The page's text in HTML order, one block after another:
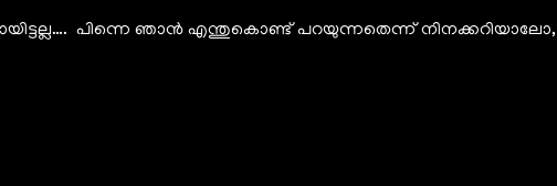
പിന്നെ ഞാൻ എന്തുകൊണ്ട് പറയുന്നതെന്ന് നിനക്കറിയാലോ,